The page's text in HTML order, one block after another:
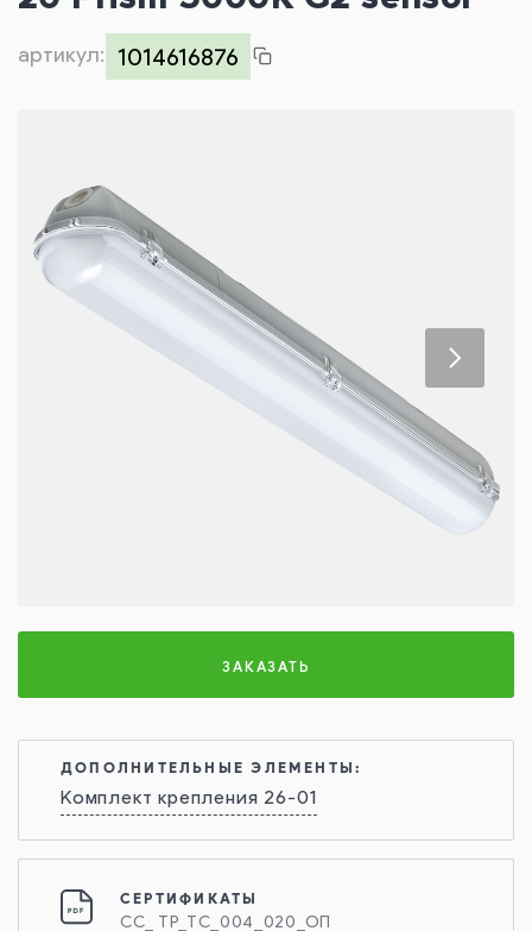
артикул: 1014616876
ЗАКАЗАТЬ
ДОПОЛНИТЕЛЬНЫЕ ЭЛЕМЕНТЫ:
Комплект крепления 26-01
СЕРТИФИКАТЫ
СС_ ТР_ТС_004_020_ОП